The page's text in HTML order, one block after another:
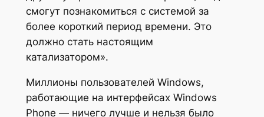
смогут познакомиться с системой за
более короткий период времени. Это
должно стать настоящим
катализатором».
Миллионы пользователей Windows,
работающие на интерфейсах Windows
Phone — ничего лучше и нельзя было